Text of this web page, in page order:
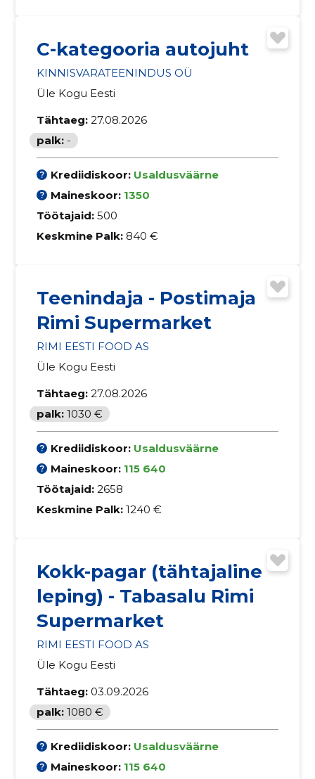
C-kategooria autojuht
KINNISVARATEENINDUS OÜ
Üle Kogu Eesti
Tähtaeg: 27.08.2026
palk: -
Krediidiskoor: Usaldusväärne
Maineskoor: 1350
Töötajaid: 500
Keskmine Palk: 840 €
Teenindaja - Postimaja
Rimi Supermarket
RIMI EESTI FOOD AS
Üle Kogu Eesti
Tähtaeg: 27.08.2026
palk: 1030 €
Krediidiskoor: Usaldusväärne
Maineskoor: 115 640
Töötajaid: 2658
Keskmine Palk: 1240 €
Kokk-pagar (tähtajaline
leping) - Tabasalu Rimi
Supermarket
RIMI EESTI FOOD AS
Üle Kogu Eesti
Tähtaeg: 03.09.2026
palk: 1080 €
Krediidiskoor: Usaldusväärne
Maineskoor: 115 640